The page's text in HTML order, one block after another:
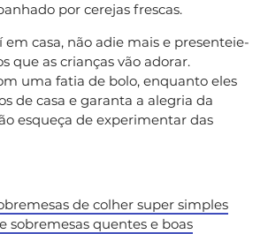
por cerejas frescas.
casa, não adie mais e presenteie-
que as crianças vão adorar.
uma fatia de bolo, enquanto eles
de casa e garanta a alegria da
esqueça de experimentar das
de colher super simples
sobremesas quentes e boas